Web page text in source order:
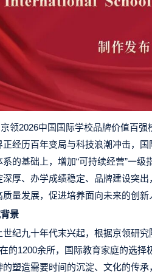
领2026中国国际学校品牌价值百
经历百年变局与科技浪潮冲击，
的基础上，增加“可持续经营”一
厚、办学成绩稳定、品牌建设突
量发展，促进培养面向未来的创新
景
世纪九十年代末兴起，根据京领研
的1200余所，国际教育家庭的选
塑造需要时间的沉淀、文化的传